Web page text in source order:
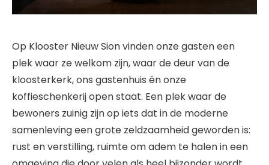
Op Klooster Nieuw Sion vinden onze gasten een
plek waar ze welkom zijn, waar de deur van de
kloosterkerk, ons gastenhuis én onze
koffieschenkerij open staat. Een plek waar de
bewoners zuinig zijn op iets dat in de moderne
samenleving een grote zeldzaamheid geworden is:
rust en verstilling, ruimte om adem te halen in een